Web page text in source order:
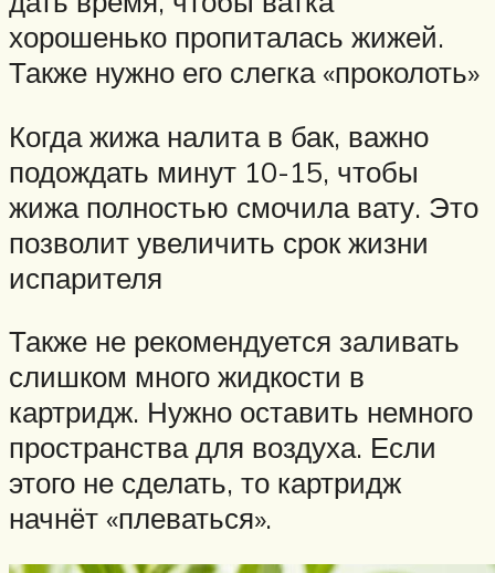
хорошенько пропиталась жижей.
Также нужно его слегка «проколоть»
Когда жижа налита в бак, важно
подождать минут 10-15, чтобы
жижа полностью смочила вату. Это
позволит увеличить срок жизни
испарителя
Также не рекомендуется заливать
слишком много жидкости в
картридж. Нужно оставить немного
пространства для воздуха. Если
этого не сделать, то картридж
начнёт «плеваться».